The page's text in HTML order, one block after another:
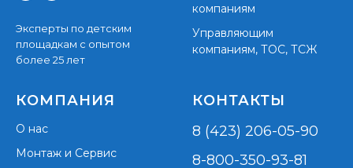
Эксперты по детским
площадкам с опытом
более 25 лет
компаниям
Управляющим
компаниям, ТОС, ТСЖ
КОМПАНИЯ
О нас
Монтаж и Сервис
КОНТАКТЫ
8 (423) 206-05-90
8-800-350-93-81